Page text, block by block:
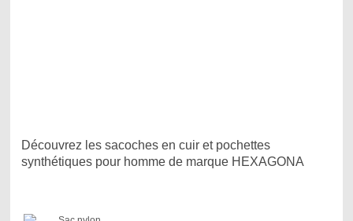
Découvrez les sacoches en cuir et pochettes
synthétiques pour homme de marque HEXAGONA